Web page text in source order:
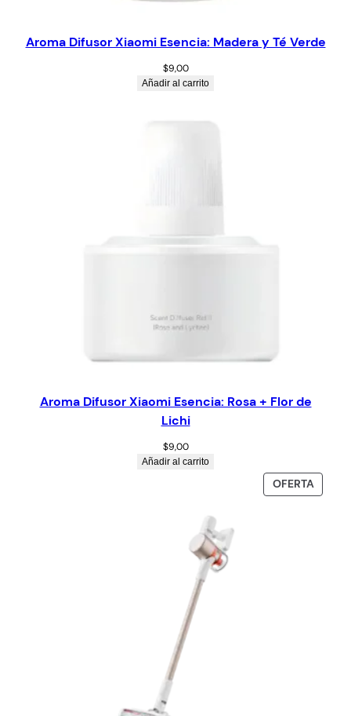
Aroma Difusor Xiaomi Esencia: Madera y Té Verde
$9,00
Añadir al carrito
Aroma Difusor Xiaomi Esencia: Rosa + Flor de
Lichi
$9,00
Añadir al carrito
OFERTA